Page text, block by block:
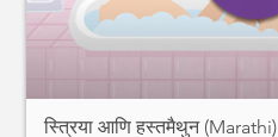
स्त्रिया आणि हस्तमैथुन (Marathi)